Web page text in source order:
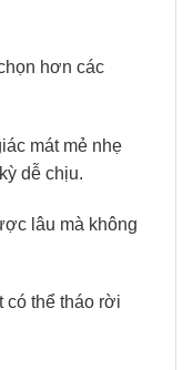
hơn các
mát mẻ nhẹ
dễ chịu.
lâu mà không
có thể tháo rời